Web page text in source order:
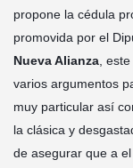
propone la cédula
promovida por el
Nueva Alianza,
varios argumentos
muy particular así
la clásica y
de asegurar que a